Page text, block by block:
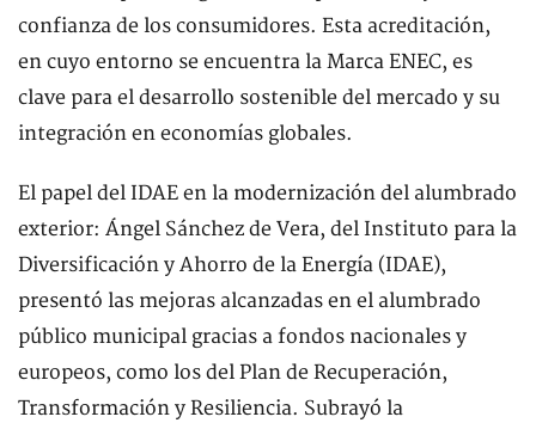
confianza de los consumidores. Esta acreditación,
en cuyo entorno se encuentra la Marca ENEC, es
clave para el desarrollo sostenible del mercado y su
integración en economías globales.
El papel del IDAE en la modernización del alumbrado
exterior: Ángel Sánchez de Vera, del Instituto para la
Diversificación y Ahorro de la Energía (IDAE),
presentó las mejoras alcanzadas en el alumbrado
público municipal gracias a fondos nacionales y
europeos, como los del Plan de Recuperación,
Transformación y Resiliencia. Subrayó la